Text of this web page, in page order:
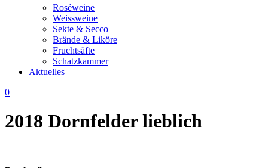
Roséweine
Weissweine
Sekte & Secco
Brände & Liköre
Fruchtsäfte
Schatzkammer
Aktuelles
0
2018 Dornfelder lieblich